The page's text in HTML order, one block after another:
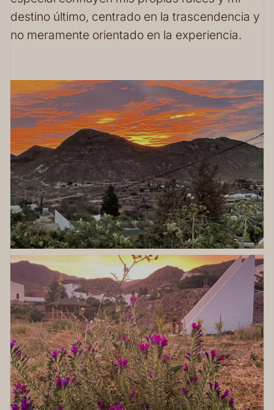
destino último, centrado en la trascendencia y
no meramente orientado en la experiencia.